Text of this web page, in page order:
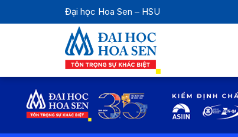
Đại học Hoa Sen – HSU